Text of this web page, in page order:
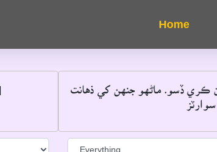
ڪري ڏسو۔ ماڻهو جنهن کي ذهانت